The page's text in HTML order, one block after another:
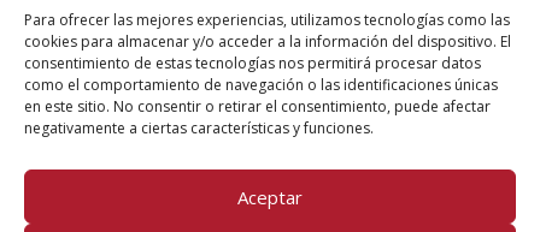
Para ofrecer las mejores experiencias, utilizamos tecnologías como las
cookies para almacenar y/o acceder a la información del dispositivo. El
consentimiento de estas tecnologías nos permitirá procesar datos
como el comportamiento de navegación o las identificaciones únicas
en este sitio. No consentir o retirar el consentimiento, puede afectar
negativamente a ciertas características y funciones.
Aceptar
Aviso legal
Política de privacidad
Política de cookies
Clases
Talleres
FOLLOW US!